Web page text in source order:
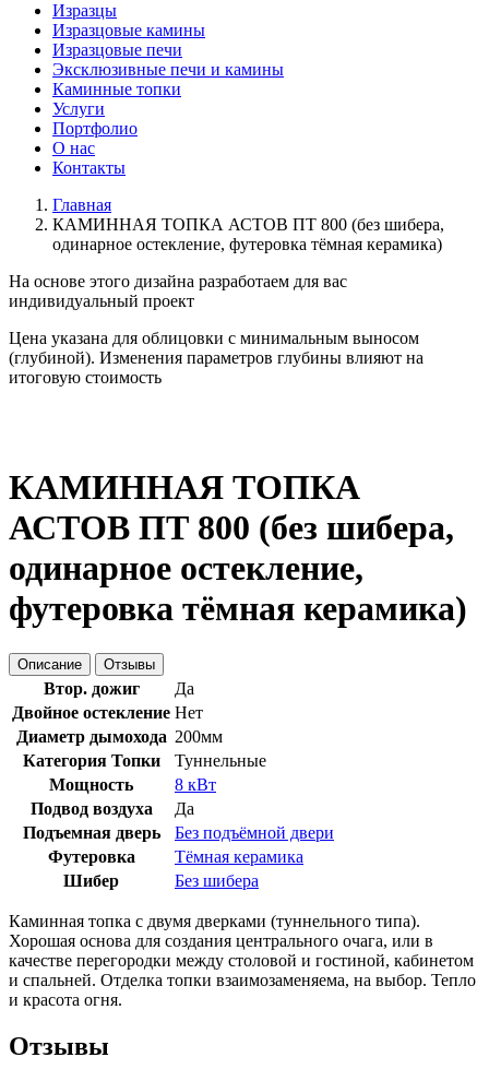
Изразцы
Изразцовые камины
Изразцовые печи
Эксклюзивные печи и камины
Каминные топки
Услуги
Портфолио
О нас
Контакты
Главная
КАМИННАЯ ТОПКА АСТОВ ПТ 800 (без шибера,
одинарное остекление, футеровка тёмная керамика)
На основе этого дизайна разработаем для вас
индивидуальный проект
Цена указана для облицовки с минимальным выносом
(глубиной). Изменения параметров глубины влияют на
итоговую стоимость
КАМИННАЯ ТОПКА
АСТОВ ПТ 800 (без шибера,
одинарное остекление,
футеровка тёмная керамика)
Описание Отзывы
Втор. дожиг
Да
Двойное остекление Нет
Диаметр дымохода 200мм
Категория Топки
Туннельные
Мощность
8 кВт
Подвод воздуха
Да
Подъемная дверь
Без подъёмной двери
Футеровка
Тёмная керамика
Шибер
Без шибера
Каминная топка с двумя дверками (туннельного типа).
Хорошая основа для создания центрального очага, или в
качестве перегородки между столовой и гостиной, кабинетом
и спальней. Отделка топки взаимозаменяема, на выбор. Тепло
и красота огня.
Отзывы